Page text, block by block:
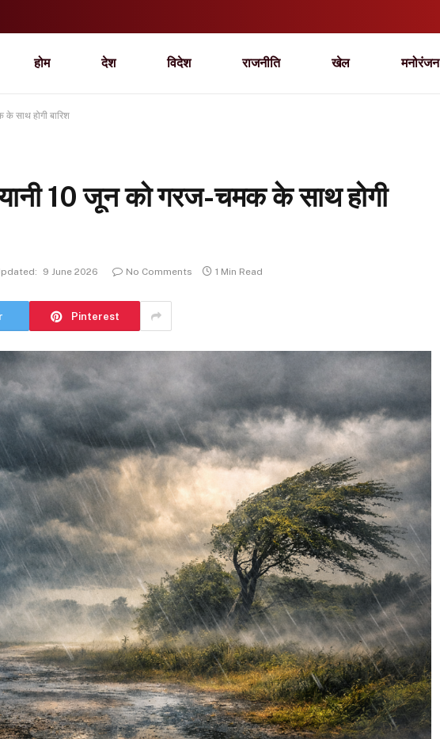
होम देश विदेश राजनीति खेल मनोरंजन
साथ होगी बारिश
10 जून को गरज-चमक के साथ होगी
9 June 2026 No Comments 1 Min Read
Pinterest